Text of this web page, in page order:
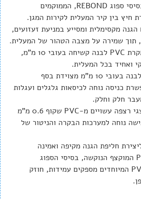
החליפה כוללת בסיסי ספוג REBOND, הממוקמים
חיץ בין קיר המעלית לקירות המגן.
מקסימלית ומסייע במניעת זעזועים,
תוך שמירה על מצבה הטהור של המעלית.
החליפה כוללת תקרת PVC לבנה קשיחה בעובי 10 מ"מ,
ואחיד בכל המעלית.
רצפת ה-PVC הלבנה בעובי 10 מ"מ מצוידת בסף
כניסה נוחה לכיסאות גלגלים ועגלות
חלק וחלק.
כיסויי מרכזיה וצגי רצפה עשויים מ-PVC שקוף 0.6 מ"מ
נוחה למערכות הבקרה והניטור של
חליפת הגנה מקיפה ואמינה
למעליות. לוחות ה-PVC המוקצף הנוקשה, בסיסי הספוג
REBOND ורכיבי ה-PVC המיוחדים מספקים עמידות, חוזק